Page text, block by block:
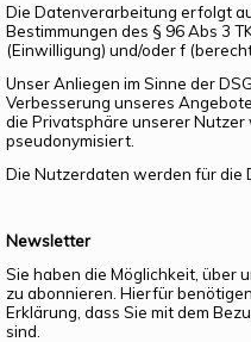
Die Datenverarbeitung erfolgt
Bestimmungen des § 96 Abs 3
(Einwilligung) und/oder f
Unser Anliegen im Sinne der
Verbesserung unseres
die Privatsphäre unserer
pseudonymisiert.
Die Nutzerdaten werden für die
Newsletter
Sie haben die Möglichkeit, über
zu abonnieren. Hierfür
Erklärung, dass Sie mit dem
sind.